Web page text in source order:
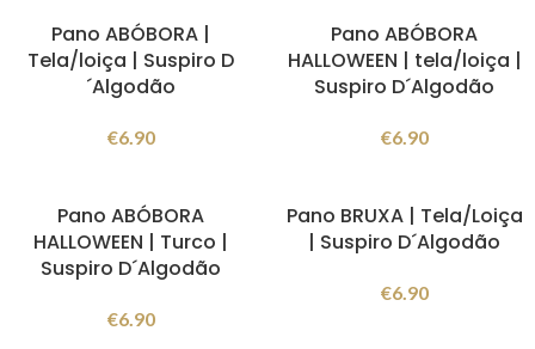
Pano ABÓBORA |
Tela/loiça | Suspiro D
´Algodão
€6.90
Pano ABÓBORA
HALLOWEEN | tela/loiça |
Suspiro D´Algodão
€6.90
Pano ABÓBORA
HALLOWEEN | Turco |
Suspiro D´Algodão
€6.90
Pano BRUXA | Tela/Loiça
| Suspiro D´Algodão
€6.90